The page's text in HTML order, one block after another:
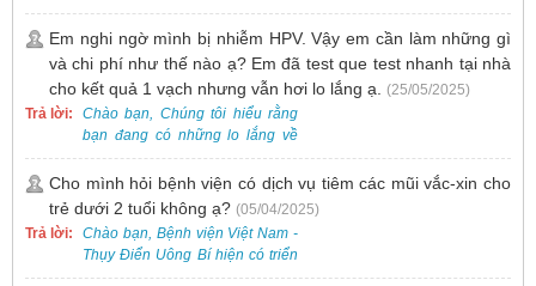
trên ứng dụng VssID khi đến
khám và không cần mang theo
thẻ giấy.
Em nghi ngờ mình bị nhiễm HPV. Vậy em cần làm những gì
và chi phí như thế nào ạ? Em đã test que test nhanh tại nhà
cho kết quả 1 vạch nhưng vẫn hơi lo lắng ạ. (25/05/2025)
Trả lời:
Chào bạn, Chúng tôi hiểu rằng
bạn đang có những lo lắng về
nguy cơ nhiễm HPV. Tại Bệnh
viện Việt Nam - Thụy Điển Uông
Bí, chúng tôi cung cấp các dịch
vụ thăm khám và xét nghiệm
chuyên sâu để phát hiện sớm
HPV và tầm soát ung thư cổ tử
Cho mình hỏi bệnh viện có dịch vụ tiêm các mũi vắc-xin cho
trẻ dưới 2 tuổi không ạ? (05/04/2025)
Trả lời:
Chào bạn, Bệnh viện Việt Nam -
Thụy Điển Uông Bí hiện có triển
khai dịch vụ tiêm vắc-xin cho trẻ